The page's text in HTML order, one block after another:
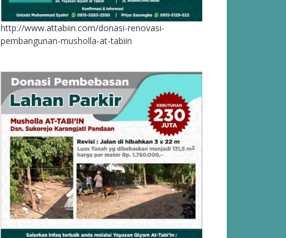
http://www.attabiin.com/donasi-renovasi-
pembangunan-musholla-at-tabiin